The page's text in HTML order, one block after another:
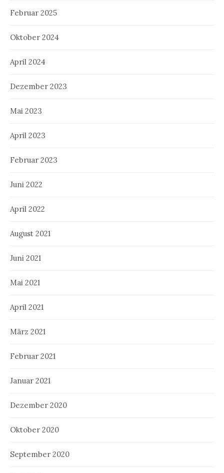
Februar 2025
Oktober 2024
April 2024
Dezember 2023
Mai 2023
April 2023
Februar 2023
Juni 2022
April 2022
August 2021
Juni 2021
Mai 2021
April 2021
März 2021
Februar 2021
Januar 2021
Dezember 2020
Oktober 2020
September 2020